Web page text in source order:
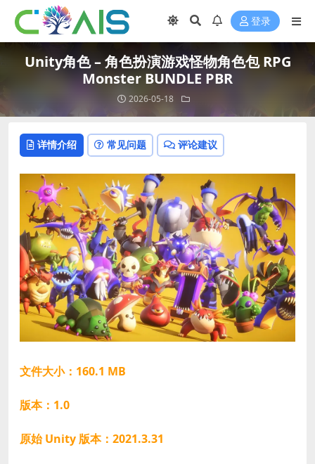
登录
Unity角色 – 角色扮演游戏怪物角色包 RPG
Monster BUNDLE PBR
2026-05-18
详情介绍 常见问题 评论建议
文件大小：160.1 MB
版本：1.0
原始 Unity 版本：2021.3.31